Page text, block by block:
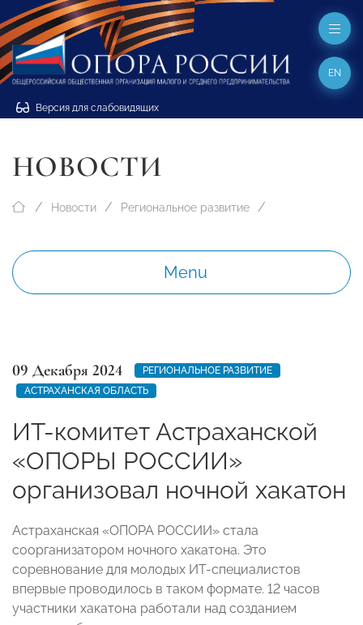
Версия для слабовидящих
EN
НОВОСТИ
Новости Региональное развитие
Menu
09 Декабря 2024
РЕГИОНАЛЬНОЕ РАЗВИТИЕ
АСТРАХАНСКАЯ ОБЛАСТЬ
ИТ-комитет Астраханской
«ОПОРЫ РОССИИ»
организовал ночной хакатон
Астраханская «ОПОРА РОССИИ» стала
соорганизатором ночного хакатона. Это
соревнование для молодых ИТ-специалистов
впервые проводилось в таком формате. 12 часов
участники хакатона работали над созданием